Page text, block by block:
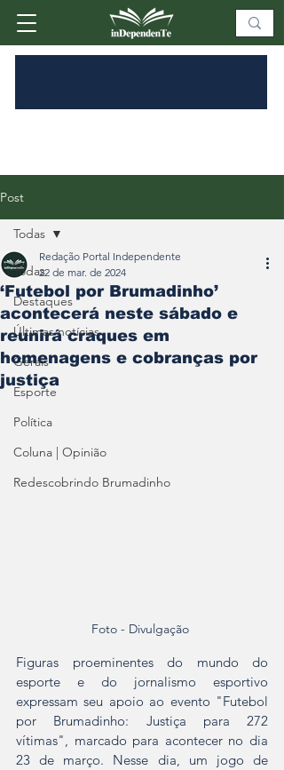
Post
Todas
Destaques
Últimas notícias
Gerais
Esporte
Política
Coluna | Opinião
Redescobrindo Brumadinho
Todas
‘Futebol por Brumadinho’
acontecerá neste sábado e
reunirá craques em
homenagens e cobranças por
justiça
Redação Portal Independente
22 de mar. de 2024
Foto - Divulgação
Figuras proeminentes do mundo do
esporte e do jornalismo esportivo
expressam seu apoio ao evento "Futebol
por Brumadinho: Justiça para 272
vítimas", marcado para acontecer no dia
23 de março. Nesse dia, um jogo de